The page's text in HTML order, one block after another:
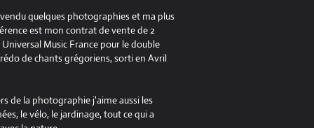
quelques photographies et ma plus
est mon contrat de vente de 2
Universal Music France pour le double
de chants grégoriens, sorti en Avril
de la photographie j'aime aussi les
le vélo, le jardinage, tout ce qui a